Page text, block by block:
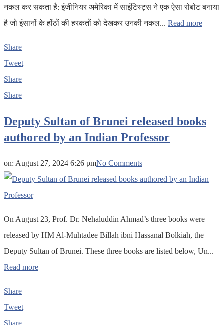
नकल कर सकता है: इंजीनियर अमेरिका में साइंटिस्ट्स ने एक ऐसा रोबोट बनाया
है जो इंसानों के होंठों की हरकतों को देखकर उनकी नकल... Read more
Share
Tweet
Share
Share
Deputy Sultan of Brunei released books
authored by an Indian Professor
on: August 27, 2024 6:26 pmNo Comments
On August 23, Prof. Dr. Nehaluddin Ahmad’s three books were
released by HM Al-Muhtadee Billah ibni Hassanal Bolkiah, the
Deputy Sultan of Brunei. These three books are listed below, Un...
Read more
Share
Tweet